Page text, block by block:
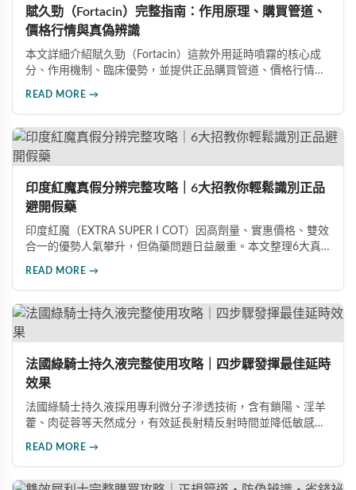
賦久勁（Fortacin）完整指南：作用原理、購買管道、
價格行情與真偽辨識
本文詳細介紹賦久勁（Fortacin）這款外用延時噴霧的核心成
分、作用機制、臨床優勢，並提供正品購買管道、價格行情比
READ MORE →
印度紅魔真假分辨完整攻略｜6大招教你輕鬆識別正品
避開假藥
印度紅魔（EXTRA SUPER I COT）因高劑量、實惠價格、雙效
合一的優勢人氣攀升，但偽藥問題日益嚴重。本文整理6大真
READ MORE →
法國綠騎士持久液完整使用攻略｜四步驟發揮最佳延時
效果
法國綠騎士持久液採用專利微分子滲透技術，含有鎖陽、淫羊
藿、肉蓯蓉等天然成分，有效延長射精反射時間並降低敏感
READ MORE →